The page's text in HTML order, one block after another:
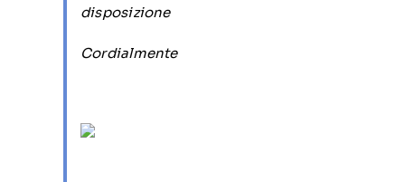
disposizione
Cordialmente